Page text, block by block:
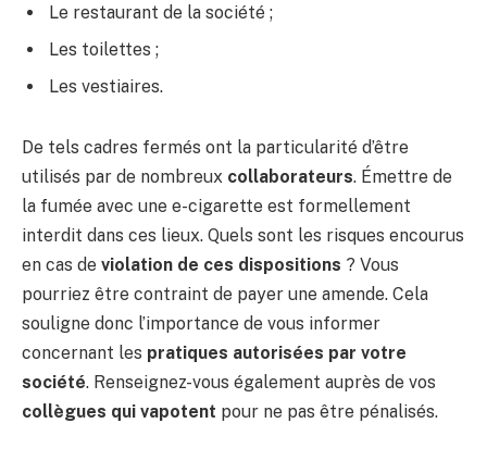
Le restaurant de la société ;
Les toilettes ;
Les vestiaires.
De tels cadres fermés ont la particularité d’être
utilisés par de nombreux collaborateurs. Émettre de
la fumée avec une e-cigarette est formellement
interdit dans ces lieux. Quels sont les risques encourus
en cas de violation de ces dispositions ? Vous
pourriez être contraint de payer une amende. Cela
souligne donc l’importance de vous informer
concernant les pratiques autorisées par votre
société. Renseignez-vous également auprès de vos
collègues qui vapotent pour ne pas être pénalisés.